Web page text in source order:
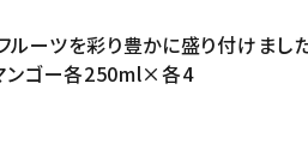
ルーツを彩り豊かに盛り付けました
ンゴー各250ml×各4